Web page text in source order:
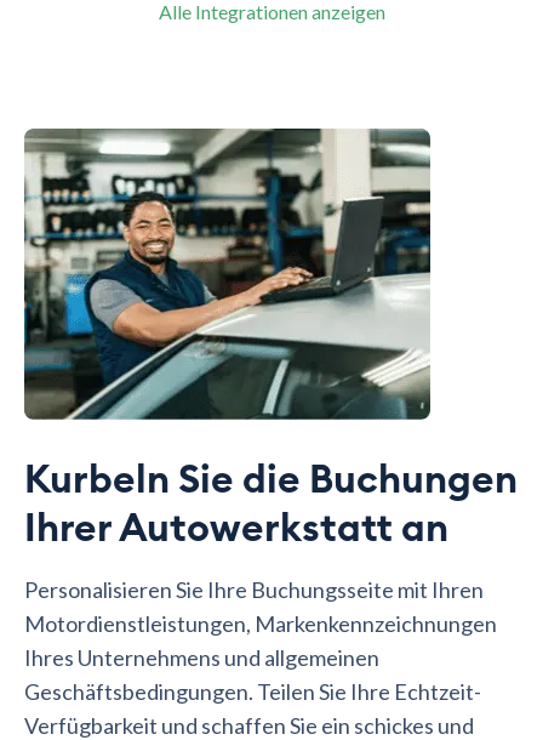
Alle Integrationen anzeigen
Kurbeln Sie die Buchungen
Ihrer Autowerkstatt an
Personalisieren Sie Ihre Buchungsseite mit Ihren
Motordienstleistungen, Markenkennzeichnungen
Ihres Unternehmens und allgemeinen
Geschäftsbedingungen. Teilen Sie Ihre Echtzeit-
Verfügbarkeit und schaffen Sie ein schickes und